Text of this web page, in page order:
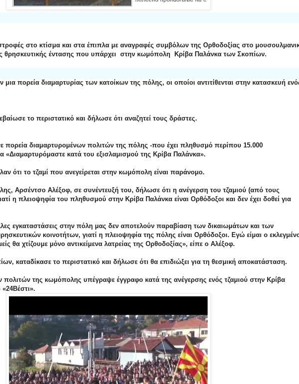
στο κτίσμα και στα έπιπλα με αναγραφές συμβόλων της Ορθοδοξίας στο
θρησκευτικής έντασης που υπάρχει στην κωμόπολη Κρίβα Παλάνκα των Σκοπίων.
πορεία διαμαρτυρίας των κατοίκων της πόλης, οι οποίοι αντιτίθενται στην κατασκευή
το περιστατικό και δήλωσε ότι αναζητεί τους δράστες.
πορεία διαμαρτυρομένων πολιτών της πόλης -που έχει πληθυσμό περίπου 15.000
κατά του εξισλαμισμού της Κρίβα Παλάνκα».
ότι το τζαμί που ανεγείρεται στην κωμόπολη είναι παράνομο.
Αρσέντσο Αλέξοφ, σε συνέντευξή του, δήλωσε ότι η ανέγερση του τζαμιού (από τους
η πλειοψηφία του πληθυσμού στην Κρίβα Παλάνκα είναι Ορθόδοξοι και δεν έχει δοθεί για
εγκαταστάσεις στην πόλη μας δεν αποτελούν παραβίαση των δικαιωμάτων και των
κοινοτήτων, γιατί η πλειοψηφία της πόλης είναι Ορθόδοξοι. Εγώ είμαι ο
θα χτίζουμε μόνο αντικείμενα λατρείας της Ορθοδοξίας», είπε ο Αλέξοφ.
καταδίκασε το περιστατικό και δήλωσε ότι θα επιδιώξει για τη θεσμική αποκατάσταση.
της κωμόπολης υπέγραψε έγγραφο κατά της ανέγερσης ενός τζαμιού στην Κρίβα